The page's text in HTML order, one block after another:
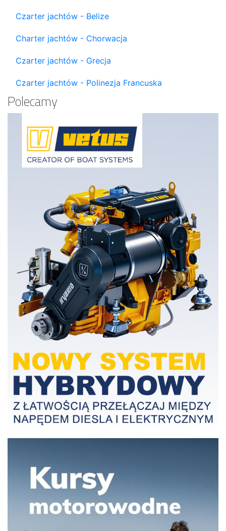
Czarter jachtów - Belize
Charter jachtów - Chorwacja
Czarter jachtów - Grecja
Czarter jachtów - Polinezja Francuska
Polecamy